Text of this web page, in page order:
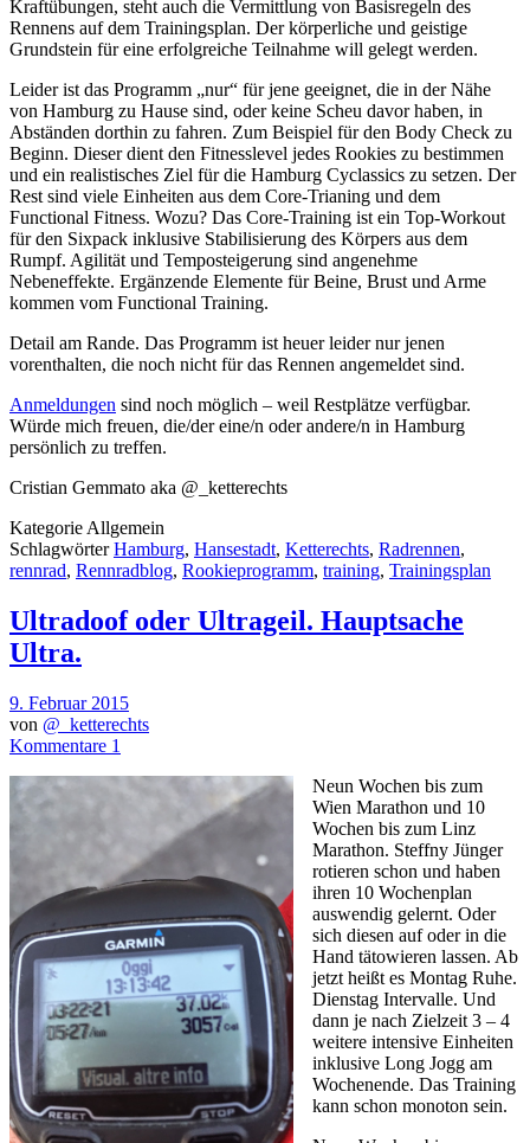
Kraftübungen, steht auch die Vermittlung von Basisregeln des
Rennens auf dem Trainingsplan. Der körperliche und geistige
Grundstein für eine erfolgreiche Teilnahme will gelegt werden.
Leider ist das Programm „nur“ für jene geeignet, die in der Nähe
von Hamburg zu Hause sind, oder keine Scheu davor haben, in
Abständen dorthin zu fahren. Zum Beispiel für den Body Check zu
Beginn. Dieser dient den Fitnesslevel jedes Rookies zu bestimmen
und ein realistisches Ziel für die Hamburg Cyclassics zu setzen. Der
Rest sind viele Einheiten aus dem Core-Trianing und dem
Functional Fitness. Wozu? Das Core-Training ist ein Top-Workout
für den Sixpack inklusive Stabilisierung des Körpers aus dem
Rumpf. Agilität und Temposteigerung sind angenehme
Nebeneffekte. Ergänzende Elemente für Beine, Brust und Arme
kommen vom Functional Training.
Detail am Rande. Das Programm ist heuer leider nur jenen
vorenthalten, die noch nicht für das Rennen angemeldet sind.
Anmeldungen sind noch möglich – weil Restplätze verfügbar.
Würde mich freuen, die/der eine/n oder andere/n in Hamburg
persönlich zu treffen.
Cristian Gemmato aka @_ketterechts
Kategorie Allgemein
SchlagwörterHamburg, Hansestadt, Ketterechts, Radrennen,
rennrad, Rennradblog, Rookieprogramm, training, Trainingsplan
Ultradoof oder Ultrageil. Hauptsache
Ultra.
9. Februar 2015
von @_ketterechts
Kommentare 1
Neun Wochen bis zum
Wien Marathon und 10
Wochen bis zum Linz
Marathon. Steffny Jünger
rotieren schon und haben
ihren 10 Wochenplan
auswendig gelernt. Oder
sich diesen auf oder in die
Hand tätowieren lassen. Ab
jetzt heißt es Montag Ruhe.
Dienstag Intervalle. Und
dann je nach Zielzeit 3 – 4
weitere intensive Einheiten
inklusive Long Jogg am
Wochenende. Das Training
kann schon monoton sein.